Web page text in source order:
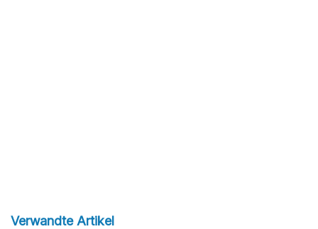
Verwandte Artikel